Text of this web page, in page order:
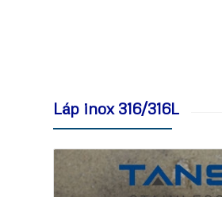
Láp inox 316/316L